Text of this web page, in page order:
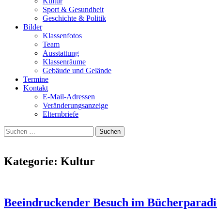
Sport & Gesundheit
Geschichte & Politik
Bilder
Klassenfotos
Team
Ausstattung
Klassenräume
Gebäude und Gelände
Termine
Kontakt
E-Mail-Adressen
Veränderungsanzeige
Elternbriefe
Suchen
nach:
Kategorie: Kultur
Beeindruckender Besuch im